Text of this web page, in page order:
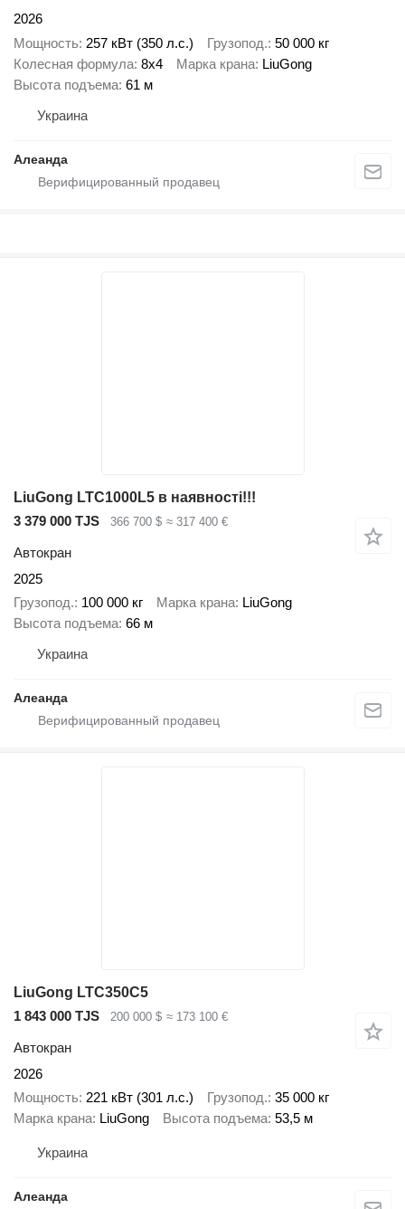
2026
Мощность 257 кВт (350 л.с.) Грузопод. 50 000 кг
Колесная формула 8x4 Марка крана LiuGong
Высота подъема 61 м
Украина
Алеанда
LiuGong LTC1000L5 в наявності!!!
3 379 000 TJS
366 700 $ ≈ 317 400 €
Автокран
2025
Грузопод. 100 000 кг Марка крана LiuGong
Высота подъема 66 м
Украина
Алеанда
LiuGong LTC350C5
1 843 000 TJS
200 000 $ ≈ 173 100 €
Автокран
2026
Мощность 221 кВт (301 л.с.) Грузопод. 35 000 кг
Марка крана LiuGong Высота подъема 53,5 м
Украина
Алеанда